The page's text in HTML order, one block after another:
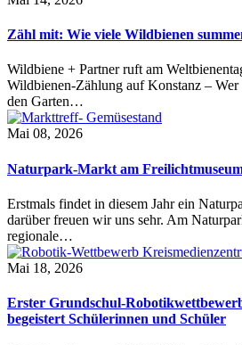
Zähl mit: Wie viele Wildbienen
Wildbiene + Partner ruft am
Wildbienen-Zählung auf Konstanz – Wer
den Garten…
Mai 08, 2026
Naturpark-Markt am
Erstmals findet in diesem Jahr ein
darüber freuen wir uns sehr. Am
regionale…
Mai 18, 2026
Erster Grundschul-
begeistert Schülerinnen und Schüler